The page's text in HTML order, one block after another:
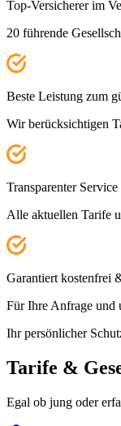
Top-Versicherer im
20 führende
Beste Leistung zum
Wir berücksichtigen
Transparenter Service
Alle aktuellen Tarife
Garantiert kostenfrei
Für Ihre Anfrage und
Ihr persönlicher
Tarife &
Egal ob jung oder